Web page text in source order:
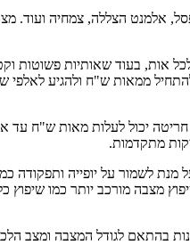
אלמנט הצללה, צמחיה ועוד.
בגודלם ובחומר ממנו הם עשויים. אותיות מעוצבות יכולות להגיע ל-75 ש"ח ואף יותר
ממאות ש"ח ולהגיע לאלפי
חריטה יכול לעלות מאות ש"ח עד
מתקדמות.
לשמור על יופייה ותפקודה
מצבה מורכב יותר כמו
בהתאם לגודל המצבה ומצב